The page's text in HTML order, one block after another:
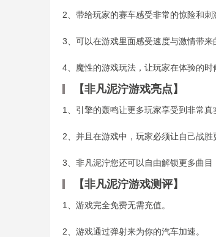
2、带给玩家的赛车感受非常的惊险和刺
3、可以在游戏里面感受速度与激情带来
4、魔性的游戏玩法，让玩家在体验的时
【非凡泥泞游戏亮点】
1、引擎的轰鸣让更多玩家享受到非常真
2、并且在游戏中，玩家必须让自己战胜
3、非凡泥泞您还可以自由解锁更多曲目
【非凡泥泞游戏测评】
1、游戏完全免费无需充值。
2、游戏通过弹射来为你的汽车加速。